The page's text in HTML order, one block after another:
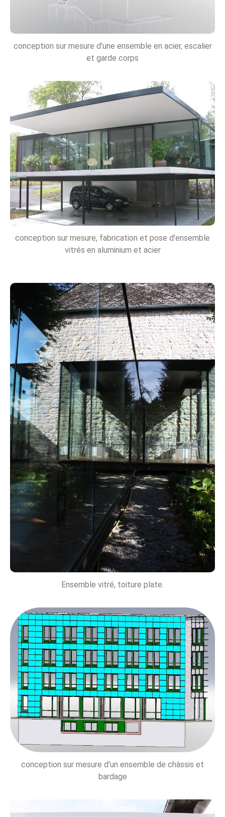
conception sur mesure d'une ensemble en acier, escalier
et garde corps
conception sur mesure, fabrication et pose d'ensemble
vitrés en aluminium et acier
Ensemble vitré, toiture plate.
conception sur mesure d'un ensemble de châssis et
bardage